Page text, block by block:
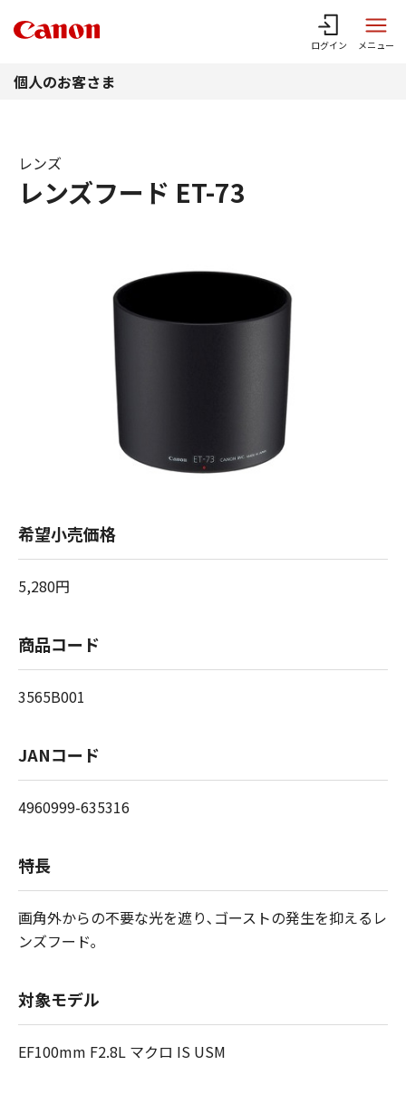
ログイン メニュー
個人のお客さま
レンズフード ET-73
レンズ
希望小売価格
5,280円
商品コード
3565B001
JANコード
4960999-635316
特長
画角外からの不要な光を遮り､ゴーストの発生を抑えるレ
ンズフード｡
対象モデル
EF100mm F2.8L マクロ IS USM